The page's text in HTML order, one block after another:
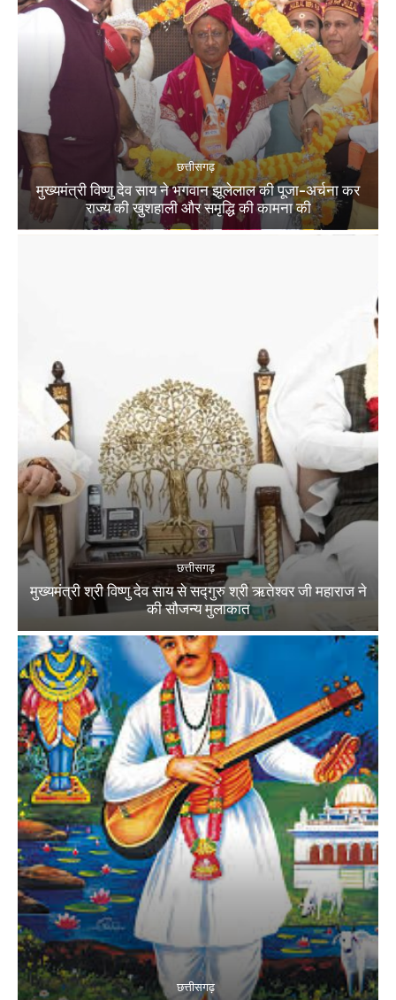
छत्तीसगढ़
मुख्यमंत्री विष्णु देव साय ने भगवान झूलेलाल की पूजा-अर्चना कर
राज्य की खुशहाली और समृद्धि की कामना की
छत्तीसगढ़
मुख्यमंत्री श्री विष्णु देव साय से सद्गुरु श्री ऋतेश्वर जी महाराज ने
की सौजन्य मुलाकात
छत्तीसगढ़